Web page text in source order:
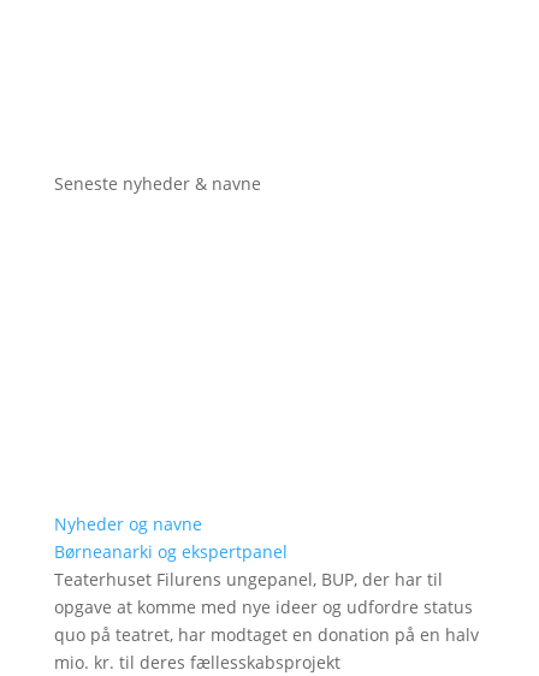
Seneste nyheder & navne
Nyheder og navne
Børneanarki og ekspertpanel
Teaterhuset Filurens ungepanel, BUP, der har til
opgave at komme med nye ideer og udfordre status
quo på teatret, har modtaget en donation på en halv
mio. kr. til deres fællesskabsprojekt